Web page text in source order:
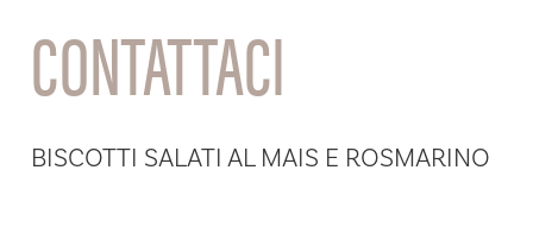
CONTATTACI
BISCOTTI SALATI AL MAIS E ROSMARINO